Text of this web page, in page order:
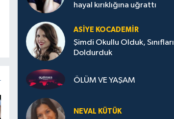
hayal kırıklığına uğrattı
ASIYE KOCADEMİR
Şimdi Okullu Olduk, Sınıfları
Doldurduk
ÖLÜM VE YAŞAM
NEVAL KÜTÜK